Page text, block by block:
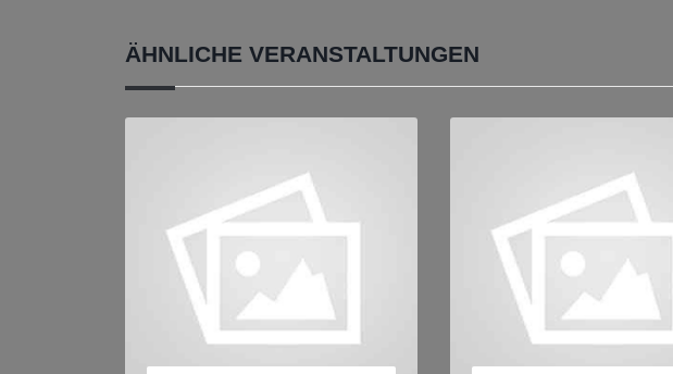
ÄHNLICHE VERANSTALTUNGEN